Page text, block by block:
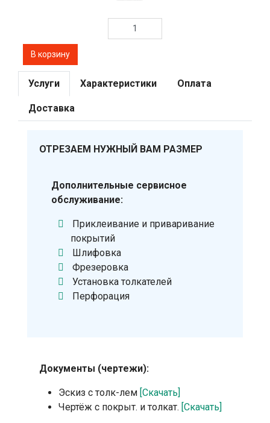
Услуги Характеристики Оплата
Доставка
ОТРЕЗАЕМ НУЖНЫЙ ВАМ РАЗМЕР
Дополнительные сервисное
обслуживание:
Приклеивание и приваривание
покрытий
Шлифовка
Фрезеровка
Установка толкателей
Перфорация
Документы (чертежи):
Эскиз с толк-лем [Скачать]
Чертёж с покрыт. и толкат. [Скачать]